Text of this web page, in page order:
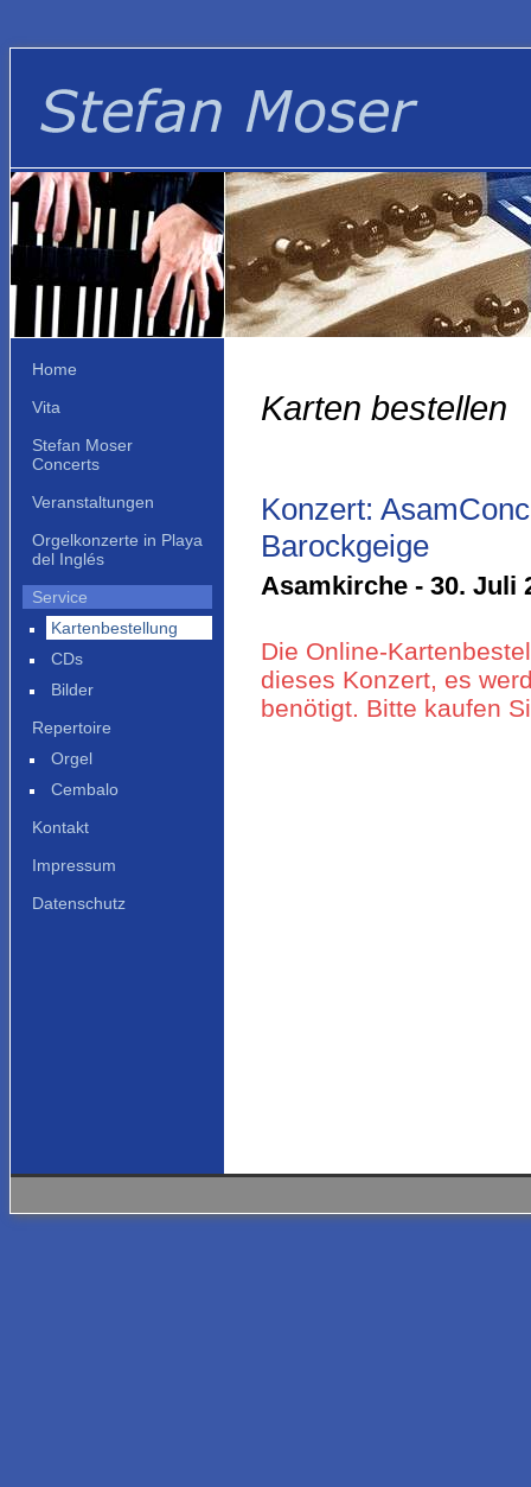
Karten bestellen
Konzert:
Barockgeige
Asamkirche - 30. Juli
Die Online-
dieses Konzert, es
benötigt. Bitte kaufen
Home
Vita
Stefan Moser
Concerts
Veranstaltungen
Orgelkonzerte in Playa
del Inglés
Service
Kartenbestellung
CDs
Bilder
Repertoire
Orgel
Cembalo
Kontakt
Impressum
Datenschutz